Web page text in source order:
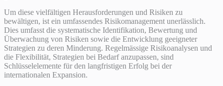
Um diese vielfältigen Herausforderungen und Risiken zu
bewältigen, ist ein umfassendes Risikomanagement unerlässlich.
Dies umfasst die systematische Identifikation, Bewertung und
Überwachung von Risiken sowie die Entwicklung geeigneter
Strategien zu deren Minderung. Regelmässige Risikoanalysen und
die Flexibilität, Strategien bei Bedarf anzupassen, sind
Schlüsselelemente für den langfristigen Erfolg bei der
internationalen Expansion.